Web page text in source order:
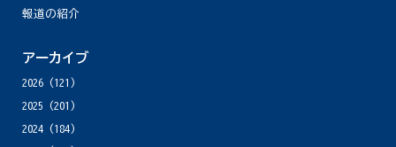
報道の紹介
アーカイブ
2026(121)
2025 (201)
2024(184)